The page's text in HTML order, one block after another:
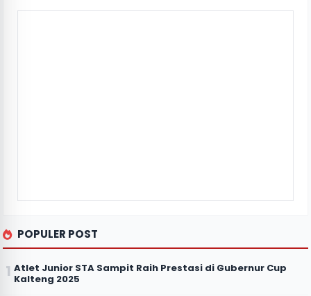
POPULER POST
Atlet Junior STA Sampit Raih Prestasi di Gubernur Cup
Kalteng 2025